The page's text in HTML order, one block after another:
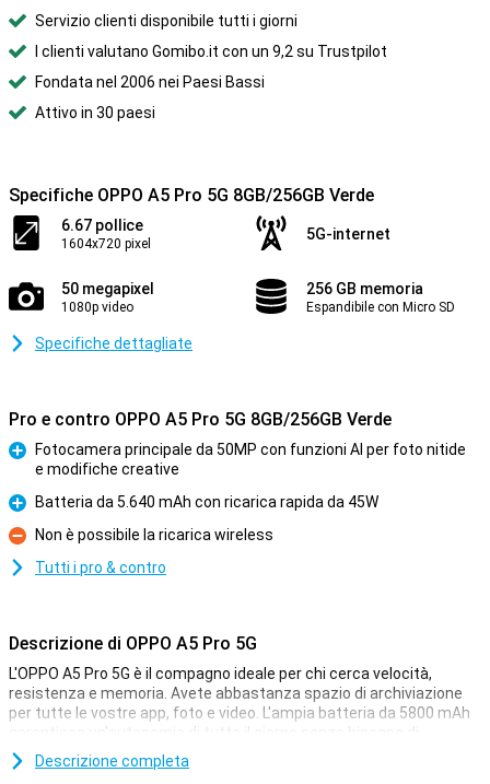
Servizio clienti disponibile tutti i giorni
I clienti valutano Gomibo.it con un 9,2 su Trustpilot
Fondata nel 2006 nei Paesi Bassi
Attivo in 30 paesi
Specifiche OPPO A5 Pro 5G 8GB/256GB Verde
6.67 pollice
1604x720 pixel
5G-internet
50 megapixel
1080p video
256 GB memoria
Espandibile con Micro SD
Specifiche dettagliate
Pro e contro OPPO A5 Pro 5G 8GB/256GB Verde
Fotocamera principale da 50MP con funzioni AI per foto nitide
e modifiche creative
Pro
Batteria da 5.640 mAh con ricarica rapida da 45W
Contro
Non è possibile la ricarica wireless
Tutti i pro & contro
Descrizione di OPPO A5 Pro 5G
L'OPPO A5 Pro 5G è il compagno ideale per chi cerca velocità,
resistenza e memoria. Avete abbastanza spazio di archiviazione
per tutte le vostre app, foto e video. L'ampia batteria da 5800 mAh
garantisce un'autonomia di tutto il giorno senza bisogno di
ricariche intermedie. Se a ciò si aggiunge il luminoso schermo LCD
da 6,67 pollici e la fotocamera da 50MP, si ottiene un buon
Descrizione completa